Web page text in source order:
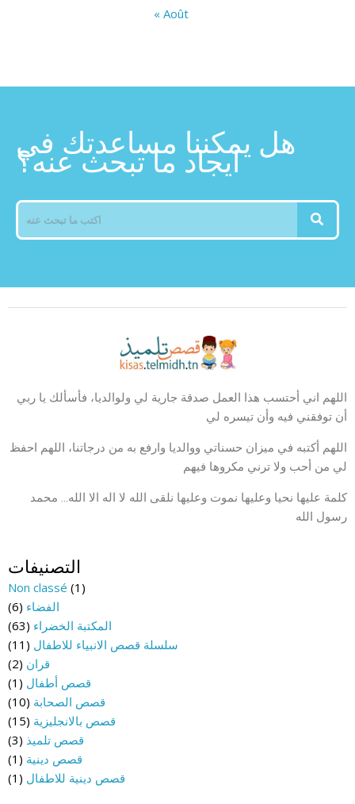
« Août
هل يمكننا مساعدتك في
ايجاد ما تبحث عنه؟
اللهم اني أحتسب هذا العمل صدقة جارية لي ولوالديا، فأسألك يا ربي
أن توفقني فيه وأن تيسره لي
اللهم أكتبه في ميزان حسناتي ووالديا وارفع به من درجاتنا، اللهم احفظ
لي من أحب ولا ترني مكروها فيهم
كلمة عليها نحيا وعليها نموت وعليها نلقى الله لا اله الا الله… محمد
رسول الله
التصنيفات
Non classé (1)
الفضاء (6)
المكتبة الخضراء (63)
سلسلة قصص الانبياء للاطفال (11)
قران (2)
قصص أطفال (1)
قصص الصحابة (10)
قصص بالانجليزية (15)
قصص تلميذ (3)
قصص دينية (1)
قصص دينية للاطفال (1)